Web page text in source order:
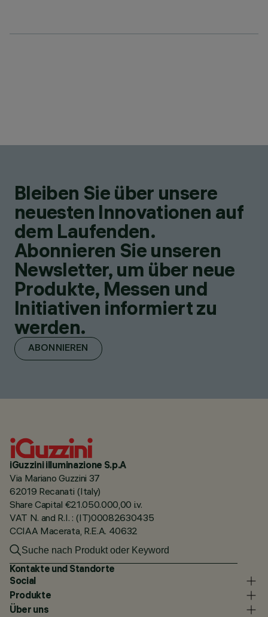
Bleiben Sie über unsere
neuesten Innovationen auf
dem Laufenden.
Abonnieren Sie unseren
Newsletter, um über neue
Produkte, Messen und
Initiativen informiert zu
werden.
ABONNIEREN
iGuzzini illuminazione S.p.A
Via Mariano Guzzini 37
62019 Recanati (Italy)
Share Capital €21.050.000,00 i.v.
VAT N. and R.I. : (IT)00082630435
CCIAA Macerata, R.E.A. 40632
Kontakte und Standorte
Social
Produkte
Über uns